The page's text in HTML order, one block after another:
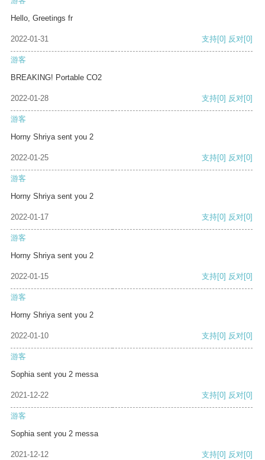
Hello, Greetings fr
2022-01-31 支持[0] 反对[0]
游客
BREAKING! Portable CO2
2022-01-28 支持[0] 反对[0]
游客
Horny Shriya sent you 2
2022-01-25 支持[0] 反对[0]
游客
Horny Shriya sent you 2
2022-01-17 支持[0] 反对[0]
游客
Horny Shriya sent you 2
2022-01-15 支持[0] 反对[0]
游客
Horny Shriya sent you 2
2022-01-10 支持[0] 反对[0]
游客
Sophia sent you 2 messa
2021-12-22 支持[0] 反对[0]
游客
Sophia sent you 2 messa
2021-12-12 支持[0] 反对[0]